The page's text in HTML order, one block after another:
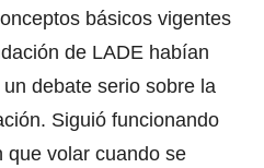
básicos vigentes
de LADE habían
debate serio sobre la
Siguió funcionando
que volar cuando se